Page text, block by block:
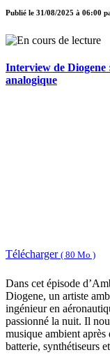
Publié le 31/08/2025 à 06:00
Interview de Diogene
analogique
Télécharger ( 80 Mo )
Dans cet épisode
Diogene, un artiste
ingénieur en
passionné la nuit. Il
musique ambient après
batterie, synthétiseurs